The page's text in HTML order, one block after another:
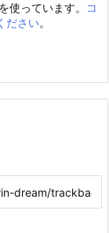
使っています。
コ
ださい。